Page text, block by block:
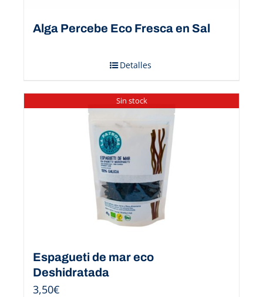
Alga Percebe Eco Fresca en Sal
Detalles
Sin stock
Espagueti de mar eco
Deshidratada
3,50€